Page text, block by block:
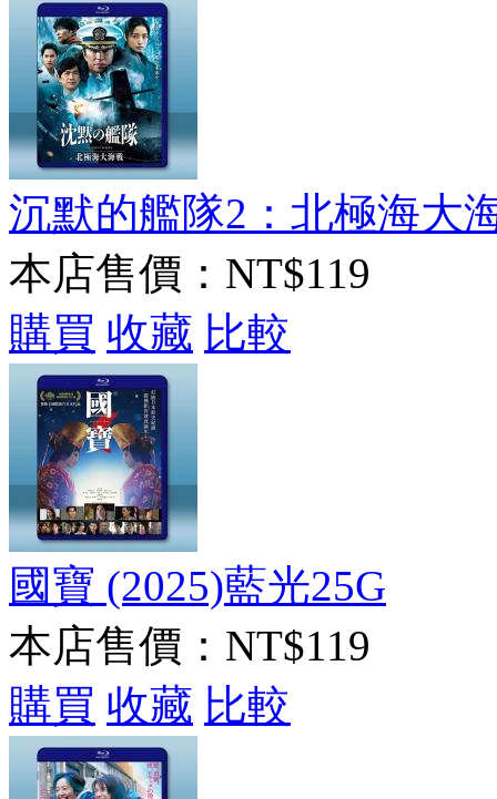
沉默的艦隊2：北極海大
本店售價： NT$119
購買 收藏 比較
國寶 (2025)藍光25G
本店售價： NT$119
購買 收藏 比較